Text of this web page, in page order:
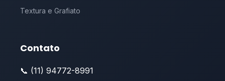
Textura e Grafiato
Contato
📞 (11) 94772-8991